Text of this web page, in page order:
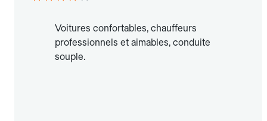
Voitures confortables, chauffeurs
professionnels et aimables, conduite
souple.